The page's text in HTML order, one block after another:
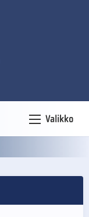
Valikko